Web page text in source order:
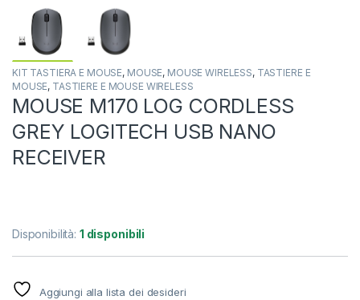
KIT TASTIERA E MOUSE, MOUSE, MOUSE WIRELESS, TASTIERE E
MOUSE, TASTIERE E MOUSE WIRELESS
MOUSE M170 LOG CORDLESS
GREY LOGITECH USB NANO
RECEIVER
Disponibilità: 1 disponibili
Aggiungi alla lista dei desideri